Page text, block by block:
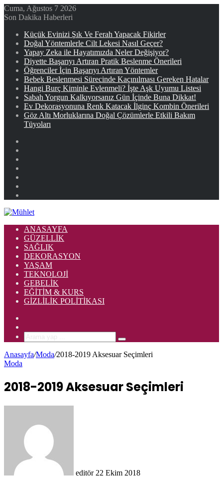
Cuma, Ağustos 7 2026
Son Dakika Haberleri
Küçük Evinizi Şık Ve Ferah Yapacak Fikirler
Doğal Yöntemlerle Cilt Lekesi Nasıl Geçer?
Yapay Zeka ile Hayatımızda Neler Değişiyor?
Diyette Başarıyı Artıran Pratik Beslenme Önerileri
Öğrenciler İçin Başarıyı Artıran Yöntemler
Bebek Beslenmesi Sürecinde Kaçınılması Gereken Hatalar
Hangi Burç Kiminle Evlenmeli? İşte Aşk Uyumu Listesi
Sabah Yorgun Kalkıyorsanız Gün İçinde Buna Dikkat!
Ev Dekorasyonuna Renk Katacak İlginç Kombin Önerileri
Göz Altı Morluklarına Doğal Çözümlerle Etkili Bakım
Tüyoları
ANASAYFA
GÜZELLIK
SAĞLIK
DEKORASYON
YAŞAM
TEKNOLOJI
GEBELIK
EĞITIM & KURS
GIZLILIK POLITIKASI
Arama
yap
...
Anasayfa/Moda/2018-2019 Aksesuar Seçimleri
Moda
2018-2019 Aksesuar Seçimleri
editör 22 Ekim 2018